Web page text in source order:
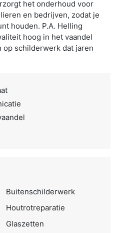
het onderhoud voor
en bedrijven, zodat je
houden. P.A. Helling
hoog in het vaandel
op schilderwerk dat jaren
Buitenschilderwerk
Houtrotreparatie
Glaszetten